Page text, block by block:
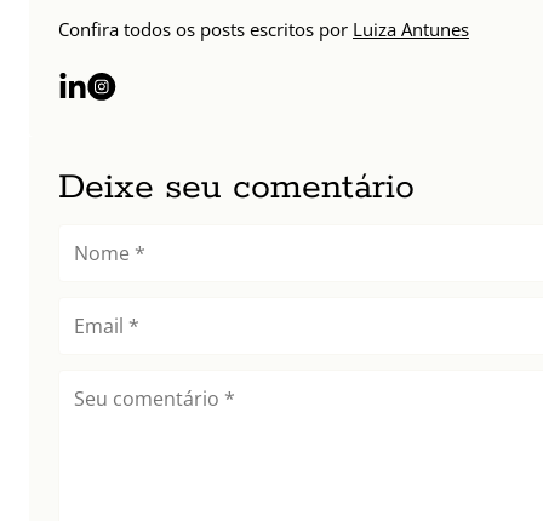
Confira todos os posts escritos por Luiza Antunes
Deixe seu comentário